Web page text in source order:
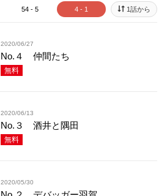
54 - 5 4 - 1 1話から
2020/06/27
No.４ 仲間たち
無料
2020/06/13
No.３ 酒井と隅田
無料
2020/05/30